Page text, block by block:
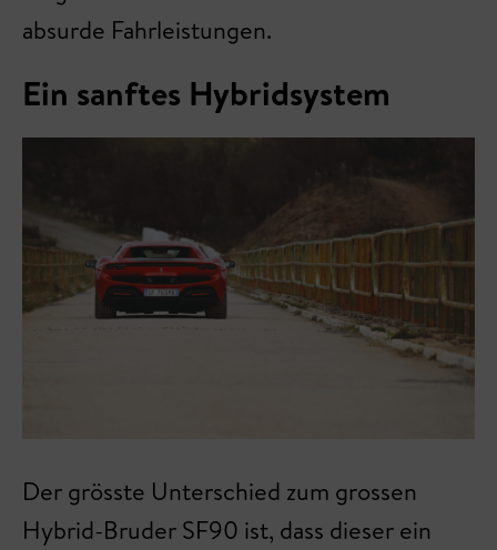
absurde Fahrleistungen.
Ein sanftes Hybridsystem
Der grösste Unterschied zum grossen
Hybrid-Bruder SF90 ist, dass dieser ein